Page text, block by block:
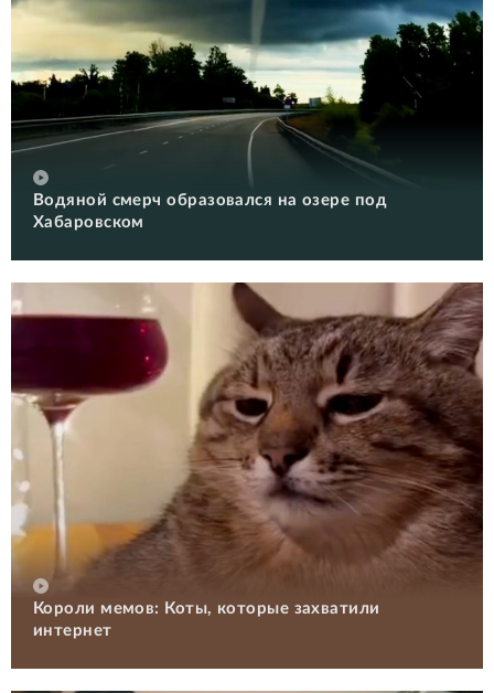
Водяной смерч образовался на озере под
Хабаровском
Короли мемов: Коты, которые захватили
интернет